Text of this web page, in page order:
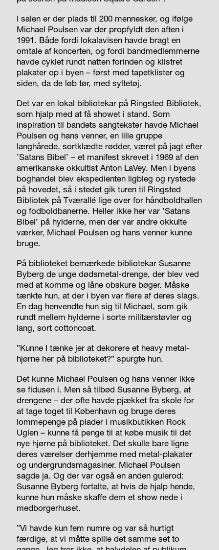
I salen er der plads til 200 mennesker, og ifølge
Michael Poulsen var der propfyldt den aften i
1991. Både fordi lokalavisen havde bragt en
omtale af koncerten, og fordi bandmedlemmerne
havde cyklet rundt natten forinden og klistret
plakater op i byen – først med tapetklister og
siden, da de løb tør, med syltetøj.
Det var en lokal bibliotekar på Ringsted Bibliotek,
som hjalp med at få showet i stand. Som
inspiration til bandets sangtekster havde Michael
Poulsen og hans venner, en lille gruppe
langhårede, sortklædte rødder, været på jagt efter
’Satans Bibel’ – et manifest skrevet i 1969 af den
amerikanske okkultist Anton LaVey. Men i byens
boghandel blev ekspedienten ligbleg og rystede
på hovedet, så i stedet gik turen til Ringsted
Bibliotek på Tværallé lige over for håndboldhallen
og fodboldbanerne. Heller ikke her var ’Satans
Bibel’ på hylderne, men der var andre okkulte
værker, Michael Poulsen og hans venner kunne
bruge.
På biblioteket bemærkede bibliotekar Susanne
Byberg de unge dødsmetal-drenge, der blev ved
med at komme og låne obskure bøger. Måske
tænkte hun, at der i byen var flere af deres slags.
En dag henvendte hun sig til Michael, som gik
rundt mellem hylderne i sorte militærstøvler og
lang, sort cottoncoat.
”Kunne I tænke jer at dekorere et heavy metal-
hjørne her på biblioteket?” spurgte hun.
Det kunne Michael Poulsen og hans venner ikke
se fidusen i. Men så tilbød Susanne Byberg, at
drengene – der ofte havde pjækket fra skole for
at tage toget til København og bruge deres
lommepenge på plader i musikbutikken Rock
Uglen – kunne få penge til at købe musik til det
nye hjørne på biblioteket. Det skulle bare ligne
deres værelser derhjemme med metal-plakater
og undergrundsmagasiner. Michael Poulsen
sagde ja. Og der var også en anden gulerod:
Susanne Byberg fortalte, at hvis de hjalp hende,
kunne hun måske skaffe dem et show nede i
medborgerhuset.
”Vi havde kun fem numre og var så hurtigt
færdige, at vi måtte spille det samme set to